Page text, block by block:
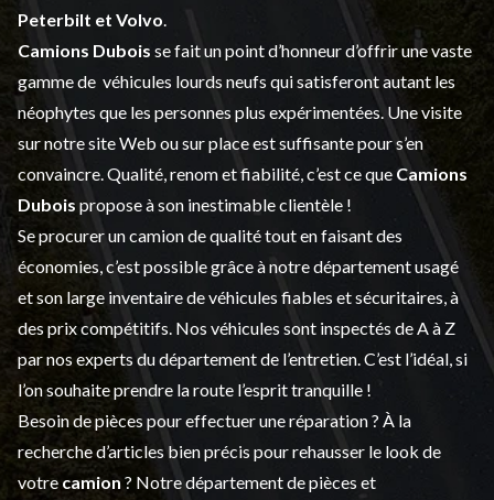
Peterbilt et Volvo
Camions Dubois se fait un point d’honneur d’offrir une vaste
gamme de véhicules lourds neufs qui satisferont autant les
néophytes que les personnes plus expérimentées. Une visite
sur notre site Web ou sur place est suffisante pour s’en
convaincre. Qualité, renom et fiabilité, c’est ce que Camions
Dubois propose à son inestimable clientèle !
Se procurer un camion de qualité tout en faisant des
économies, c’est possible grâce à notredépartement usagé
et son large inventaire de véhicules fiables et sécuritaires, à
des prix compétitifs. Nos véhicules sont inspectés de A à Z
par nos experts du département de l’entretien . C’est l’idéal, si
l’on souhaite prendre la route l’esprit tranquille !
Besoin de pièces pour effectuer une réparation ? À la
recherche d’articles bien précis pour rehausser le look de
votre camion ? Notre département depièces et